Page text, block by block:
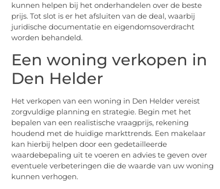
kunnen helpen bij het onderhandelen over de beste
prijs. Tot slot is er het afsluiten van de deal, waarbij
juridische documentatie en eigendomsoverdracht
worden behandeld.
Een woning verkopen in
Den Helder
Het verkopen van een woning in Den Helder vereist
zorgvuldige planning en strategie. Begin met het
bepalen van een realistische vraagprijs, rekening
houdend met de huidige markttrends. Een makelaar
kan hierbij helpen door een gedetailleerde
waardebepaling uit te voeren en advies te geven over
eventuele verbeteringen die de waarde van uw woning
kunnen verhogen.